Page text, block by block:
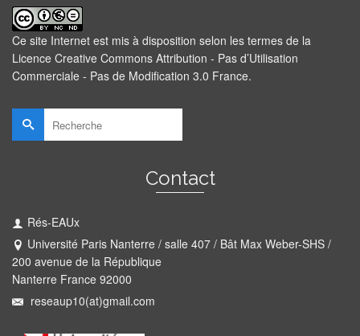
Ce site Internet est mis à disposition selon les termes de la
Licence Creative Commons Attribution - Pas d’Utilisation
Commerciale - Pas de Modification 3.0 France.
Rechercher :
Contact
Rés-EAUx
Université Paris Nanterre / salle 407 / Bât Max Weber-SHS /
200 avenue de la République
Nanterre France 92000
reseaup10(at)gmail.com